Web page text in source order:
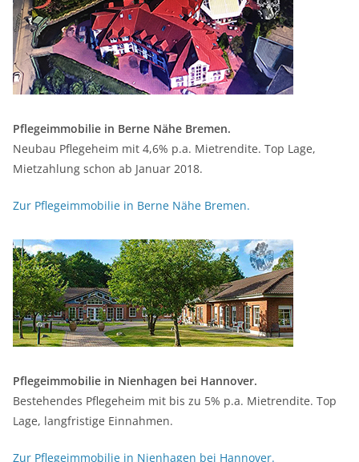
Pflegeimmobilie in Berne Nähe Bremen.
Neubau Pflegeheim mit 4,6% p.a. Mietrendite. Top Lage,
Mietzahlung schon ab Januar 2018.
Zur Pflegeimmobilie in Berne Nähe Bremen.
Pflegeimmobilie in Nienhagen bei Hannover.
Bestehendes Pflegeheim mit bis zu 5% p.a. Mietrendite. Top
Lage, langfristige Einnahmen.
Zur Pflegeimmobilie in Nienhagen bei Hannover.